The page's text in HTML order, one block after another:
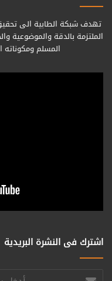
تهدف شبكة الطابية الى تحقيق
الملتزمة بالدقة والموضوعية
المسلم ومكوناته
اشترك فى النشرة البريدية
أدخل